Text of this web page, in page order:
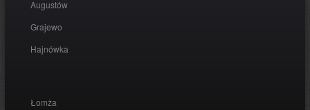
Augustów
Grajewo
Hajnówka
Łomża